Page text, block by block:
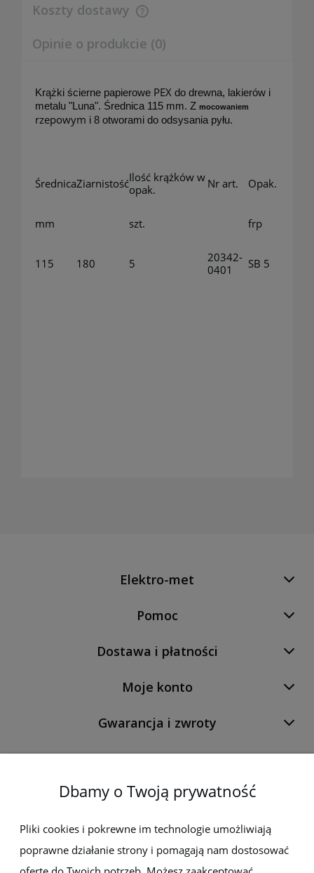
Koszty dostawy
Cena nie zawiera ewentualnych kosztów płatności
Opinie o produkcie (0)
Krążki ścierne papierowe PEX do drewna, lakierów i
metalu "Luna". Średnica 115 mm. Z mocowaniem
rzepowym i 8 otworami do odsysania pyłu.
ŚrednicaZiarnistośćIlość krążków w
opak.
Nr art. Opak.
mm szt. frp
115 180 5
20342-
0401
SB 5
Elektro-met
Pomoc
Dostawa i płatności
Moje konto
Gwarancja i zwroty
O firmie
Newsletter
Zapisz się do newslettera, aby być na bieżąco z nowościami i
Dbamy o Twoją prywatność
Pliki cookies i pokrewne im technologie umożliwiają
poprawne działanie strony i pomagają nam dostosować